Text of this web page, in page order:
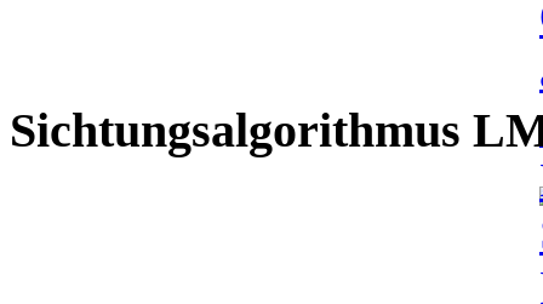
Sichtungsalgorithmus